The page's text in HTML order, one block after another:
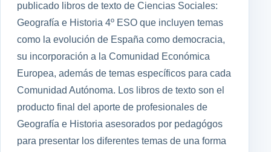
publicado libros de texto de Ciencias Sociales:
Geografía e Historia 4º ESO que incluyen temas
como la evolución de España como democracia,
su incorporación a la Comunidad Económica
Europea, además de temas específicos para cada
Comunidad Autónoma. Los libros de texto son el
producto final del aporte de profesionales de
Geografía e Historia asesorados por pedagógos
para presentar los diferentes temas de una forma